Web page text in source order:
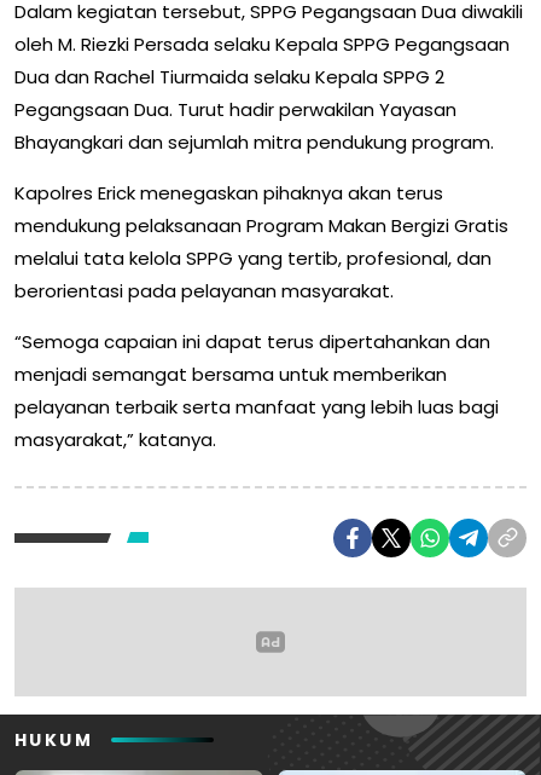
Dalam kegiatan tersebut, SPPG Pegangsaan Dua diwakili
oleh M. Riezki Persada selaku Kepala SPPG Pegangsaan
Dua dan Rachel Tiurmaida selaku Kepala SPPG 2
Pegangsaan Dua. Turut hadir perwakilan Yayasan
Bhayangkari dan sejumlah mitra pendukung program.
Kapolres Erick menegaskan pihaknya akan terus
mendukung pelaksanaan Program Makan Bergizi Gratis
melalui tata kelola SPPG yang tertib, profesional, dan
berorientasi pada pelayanan masyarakat.
“Semoga capaian ini dapat terus dipertahankan dan
menjadi semangat bersama untuk memberikan
pelayanan terbaik serta manfaat yang lebih luas bagi
masyarakat,” katanya.
HUKUM